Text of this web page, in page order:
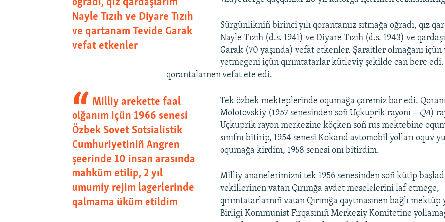
oğradı, qız qardaşlarım
Nayle Tızıh ve Diyare Tızıh
ve qartanam Tevide Garak
vefat etkenler
Sürgünlikniñ birinci yılı qorantamız sıtmağa oğradı, qız
Nayle Tızıh (d.s. 1941) ve Diyare Tızıh (d.s. 1943) ve
Garak (70 yaşında) vefat etkenler. Şaraitler olmağanı içün
yetmegeni içün qırımtatarlar kütleviy şekilde can bere edi.
qorantalarnen vefat ete edi.
Milliy arekette faal
olğanım içün 1966 senesi
Özbek Sovet Sotsialistik
Cumhuriyetiniñ Angren
şeerinde 10 insan arasında
mahküm etilip, 2 yıl
umumiy rejim lagerlerinde
qalmama üküm etildim
Tek özbek mekteplerinde oqumağa çaremiz bar edi.
Molotovskiy (1957 senesinden soñ Uçkuprik rayonı – QA)
Uçkuprik rayon merkezine köçken soñ rus mektebine
sınıfnı bitirip, 1954 senesi Kokand avtomobil yolları oquv
oqumağa kirdim, 1958 senesi onı bitirdim.
Milliy ananelerimizni tek 1956 senesinden soñ kütip
vekillerinen vatan Qırımğa avdet meselelerini laf etmege,
qırımtatarlarnıñ vatan Qırımğa qaytmasınen bağlı mektüp
Birligi Kommunist Firqasınıñ Merkeziy Komitetine